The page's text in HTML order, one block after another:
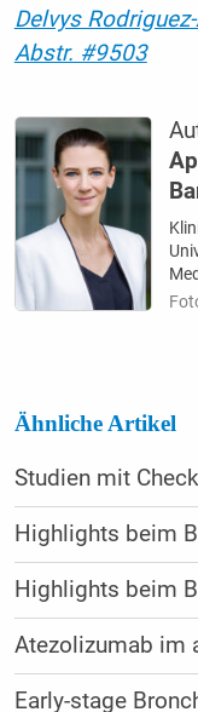
Delvys
Abstr. #9503
Ähnliche Artikel
Studien mit
Highlights beim
Highlights beim
Atezolizumab im
Early-stage